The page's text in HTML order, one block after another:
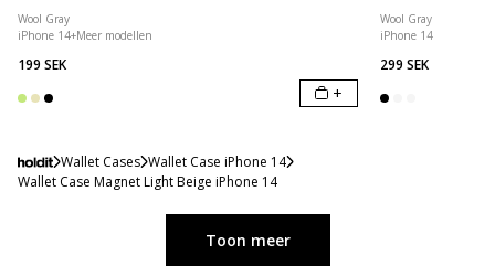
Wool Gray
iPhone 14+Meer modellen
199 SEK
+
Wool Gray
iPhone 14
299 SEK
Wallet Cases Wallet Case iPhone 14
Wallet Case Magnet Light Beige iPhone 14
Toon meer